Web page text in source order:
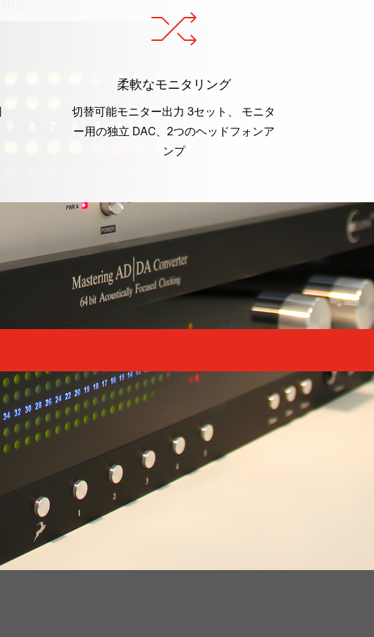
柔軟なモニタリング
切替可能モニター出力 3セット、 モニタ
ー用の独立 DAC、2つのヘッドフォンア
ンプ